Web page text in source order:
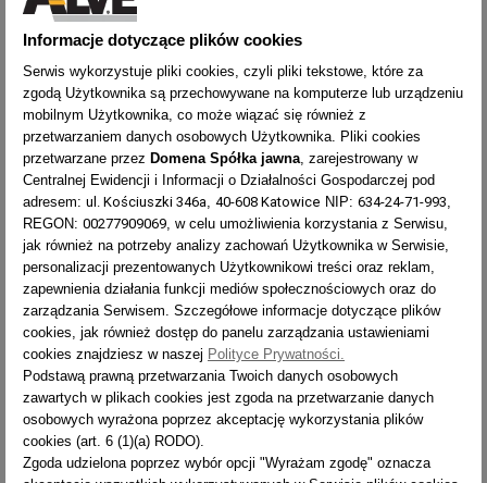
Raty! Kup teraz, zapłać później
Dodaj produkt do koszyka. W trakcie wyboru metody płatności wybierz
imoje i zatwierdź zakup. W oknie płatności wybierz "raty imoje" i rozłóż
spłatę na wygodne raty.
Pokład umożliwia zamienienie drabiny przegubowej 4x3 w podest
roboczy.
Wykonany z wodoodpornej sklejki z powierzchnią antypoślizgową.
Wystarczy położyć pokład na drabinie i dokręcić śruby dociskowe.
Ciężar: 3 kg.
Dopuszczalne obciążenie: 150 kg.
Gwarancja pisemna: 3 lata.
OPIS
Informacje dotyczące plików cookies
Serwis wykorzystuje pliki cookies, czyli pliki tekstowe, które za
zgodą Użytkownika są przechowywane na komputerze lub urządzeniu
mobilnym Użytkownika, co może wiązać się również z
przetwarzaniem danych osobowych Użytkownika. Pliki cookies
przetwarzane przez Domena Spółka jawna , zarejestrowany w
Centralnej Ewidencji i Informacji o Działalności Gospodarczej pod
adresem: ul. Kościuszki 346a 40-608 Katowice NIP: 634-24-71-993
REGON: 00277909069 , w celu umożliwienia korzystania z Serwisu,
jak również na potrzeby analizy zachowań Użytkownika w Serwisie,
personalizacji prezentowanych Użytkownikowi treści oraz reklam,
zapewnienia działania funkcji mediów społecznościowych oraz do
zarządzania Serwisem. Szczegółowe informacje dotyczące plików
cookies, jak również dostęp do panelu zarządzania ustawieniami
cookies znajdziesz w naszej Polityce Prywatności.
Podstawą prawną przetwarzania Twoich danych osobowych
zawartych w plikach cookies jest zgoda na przetwarzanie danych
osobowych wyrażona poprzez akceptację wykorzystania plików
cookies (art. 6 (1)(a) RODO).
Zgoda udzielona poprzez wybór opcji "Wyrażam zgodę" oznacza